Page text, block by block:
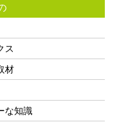
ス
材
な知識